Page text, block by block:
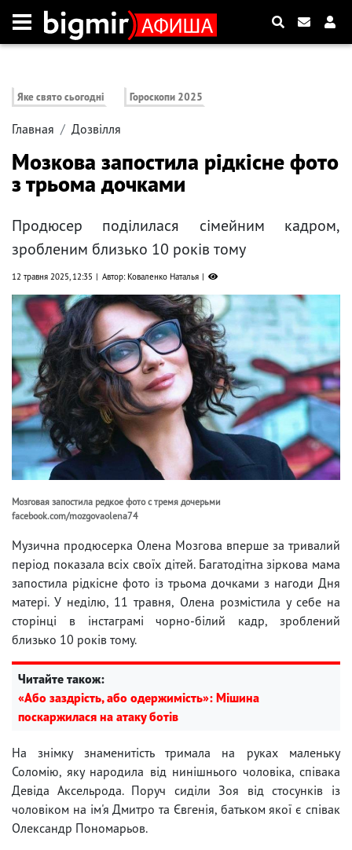
Яке свято сьогодні Гороскопи 2025
Главная Дозвілля
Мозкова запостила рідкісне фото
з трьома дочками
Продюсер поділилася сімейним кадром,
зробленим близько 10 років тому
12 травня 2025, 12:35 Автор: Коваленко Наталья
Мозговая запостила редкое фото с тремя дочерьми
facebook.com/mozgovaolena74
Музична продюсерка Олена Мозгова вперше за тривалий
період показала всіх своїх дітей. Багатодітна зіркова мама
запостила рідкісне фото із трьома дочками з нагоди Дня
матері. У неділю, 11 травня, Олена розмістила у себе на
сторінці в інстаграмі чорно-білий кадр, зроблений
близько 10 років тому.
Читайте також:
«Або заздрість, або одержимість»: Мішина
поскаржилася на атаку ботів
На знімку знаменитість тримала на руках маленьку
Соломію, яку народила від нинішнього чоловіка, співака
Девіда Аксельрода. Поруч сиділи Зоя від стосунків із
чоловіком на ім'я Дмитро та Євгенія, батьком якої є співак
Олександр Пономарьов.